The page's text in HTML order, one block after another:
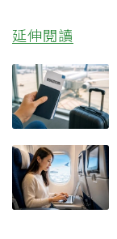
延伸閱讀